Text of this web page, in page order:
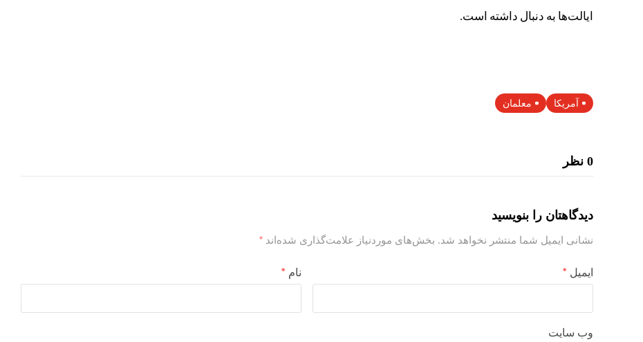
ایالت‌ها به دنبال داشته است‌.
آمریکا معلمان
0 نظر
دیدگاهتان را بنویسید
نشانی ایمیل شما منتشر نخواهد شد. بخش‌های موردنیاز علامت‌گذاری شده‌اند *
نام * ایمیل *
وب‌ سایت